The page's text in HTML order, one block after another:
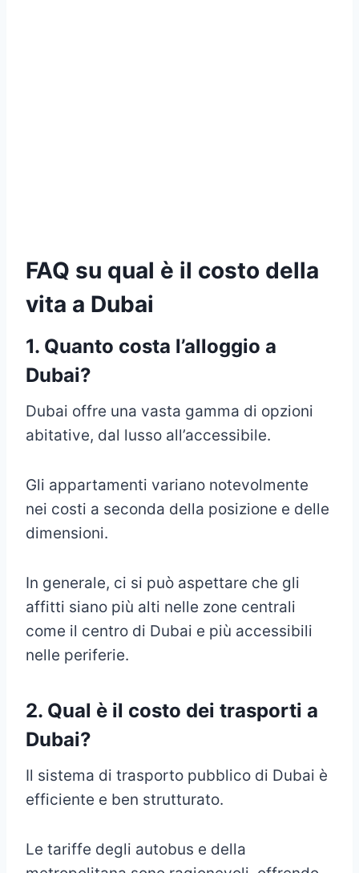
FAQ su qual è il costo della
vita a Dubai
1. Quanto costa l’alloggio a
Dubai?
Dubai offre una vasta gamma di opzioni
abitative, dal lusso all’accessibile.
Gli appartamenti variano notevolmente
nei costi a seconda della posizione e delle
dimensioni.
In generale, ci si può aspettare che gli
affitti siano più alti nelle zone centrali
come il centro di Dubai e più accessibili
nelle periferie.
2. Qual è il costo dei trasporti a
Dubai?
Il sistema di trasporto pubblico di Dubai è
efficiente e ben strutturato.
Le tariffe degli autobus e della